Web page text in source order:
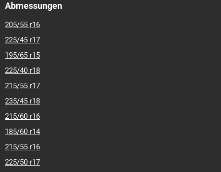
Abmessungen
205/55 r16
225/45 r17
195/65 r15
225/40 r18
215/55 r17
235/45 r18
215/60 r16
185/60 r14
215/55 r16
225/50 r17